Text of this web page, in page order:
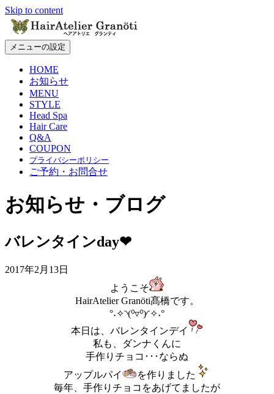
Skip to content
メニューの設定
HOME
お知らせ
MENU
STYLE
Head Spa
Hair Care
Q&A
COUPON
プライバシーポリシー
ご予約・お問合せ
お知らせ・ブログ
バレンタインday❤
2017年2月13日
ようこそ
HairAtelier Granöti髙橋です。
°˖✧◝(⁰▿⁰)◜✧˖°
本日は、バレンタインデイ
私も、ダンナくんに
手作りチョコ･･･ならぬ
アップルパイ
を作りました
毎年、手作りチョコをあげてましたが